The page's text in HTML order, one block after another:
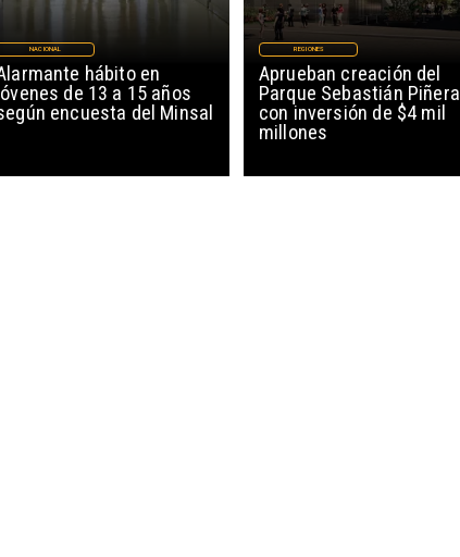
hábito en
de 13 a 15 años
encuesta del Minsal
NACIONAL
Aprueban creación del
Parque Sebastián Piñera
con inversión de $4 mil
millones
REGIONES